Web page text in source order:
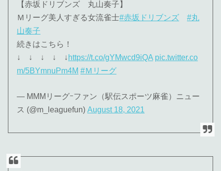
【赤坂ドリブンズ 丸山奏子】
Ｍリーグ美人すぎる女流雀士#赤坂ドリブンズ
#丸
山奏子
続きはこちら！
↓ ↓ ↓ ↓ ↓ https://t.co/gYMwcd9iQA pic.twitter.co
m/5BYmnuPm4M #Ｍリーグ
— MMMリーグｰファン（駅伝スポーツ麻雀）ニュー
ス (@m_leaguefun)August 18, 2021